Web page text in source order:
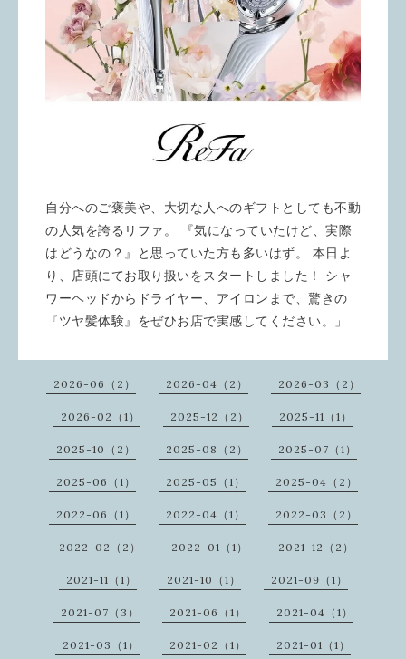
自分へのご褒美や、大切な人へのギフトとしても不動
の人気を誇るリファ。 『気になっていたけど、実際
はどうなの？』と思っていた方も多いはず。 本日よ
り、店頭にてお取り扱いをスタートしました！ シャ
ワーヘッドからドライヤー、アイロンまで、驚きの
『ツヤ髪体験』をぜひお店で実感してください。」
2026-06（2） 2026-04（2） 2026-03（2）
2026-02（1） 2025-12（2） 2025-11（1）
2025-10（2） 2025-08（2） 2025-07（1）
2025-06（1） 2025-05（1） 2025-04（2）
2022-06（1） 2022-04（1） 2022-03（2）
2022-02（2） 2022-01（1） 2021-12（2）
2021-11（1） 2021-10（1） 2021-09（1）
2021-07（3） 2021-06（1） 2021-04（1）
2021-03（1） 2021-02（1） 2021-01（1）